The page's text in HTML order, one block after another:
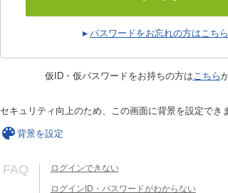
パスワードをお忘れの方はこちら
仮ID・仮パスワードをお持ちの方はこちら
セキュリティ向上のため、この画面に背景を設定でき
背景を設定
FAQ ログインできない
ログインID・パスワードがわからない